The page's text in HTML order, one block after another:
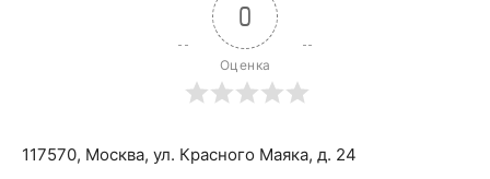
0
Оценка
117570, Москва, ул. Красного Маяка, д. 24